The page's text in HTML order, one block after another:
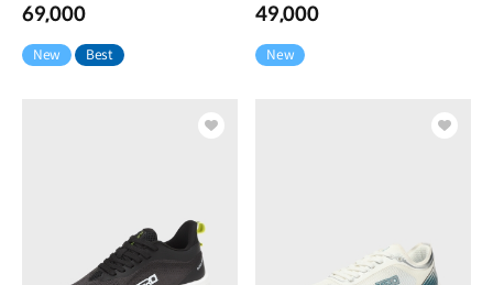
69,000
New Best
49,000
New